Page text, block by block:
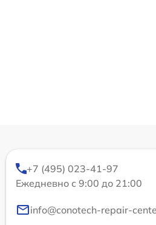
+7 (495) 023-41-97
Ежедневно с 9:00 до 21:00
info@conotech-repair-